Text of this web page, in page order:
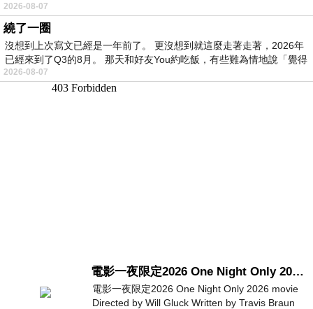
2026-08-07
繞了一圈
沒想到上次寫文已經是一年前了。 更沒想到就這麼走著走著，2026年
已經來到了Q3的8月。 那天和好友You約吃飯，有些難為情地說「覺得
2026-08-07
電影一夜限定2026 One Night Only 2026 movie
電影一夜限定2026 One Night Only 2026 movie
Directed by Will Gluck Written by Travis Braun